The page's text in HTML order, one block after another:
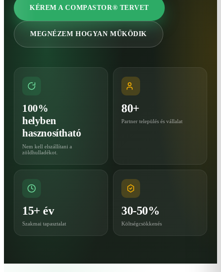
KÉREM A COMPASTOR® TERVET
MEGNÉZEM HOGYAN MŰKÖDIK
100%
helyben
hasznosítható
Nem kell elszállítani a
zöldhulladékot.
80+
Partner település és vállalat
15+ év
Szakmai tapasztalat
30-50%
Költségcsökkenés